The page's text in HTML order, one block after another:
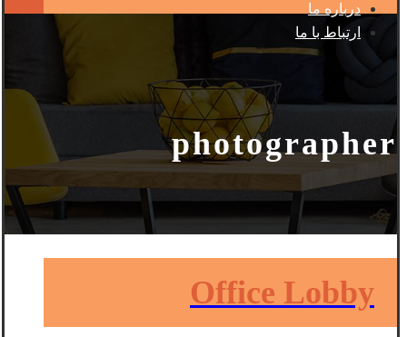
درباره ما
ارتباط با ما
photographer
Office Lobby